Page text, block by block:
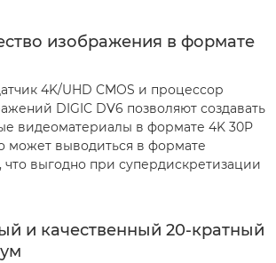
изображения в формате
4K/UHD CMOS и процессор
DIGIC DV6 позволяют создавать
видеоматериалы в формате 4K 30P
может выводиться в формате
что выгодно при супердискретизации
и качественный 20-кратный